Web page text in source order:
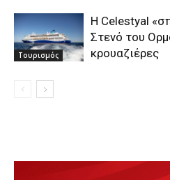
Τουρισμός
Η Celestyal
Στενό του
κρουαζιέρες